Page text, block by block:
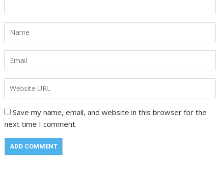
Save my name, email, and website in this browser for the
next time I comment.